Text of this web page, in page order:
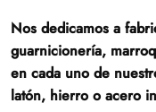
Nos dedicamos a
guarnicionería,
en cada uno de
latón, hierro o acero